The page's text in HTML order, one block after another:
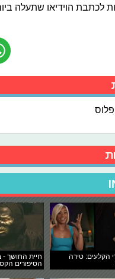
לכתבת הוידיאו שתעלה
הקלעים: טירה
חיית החושך -
הסיפורים